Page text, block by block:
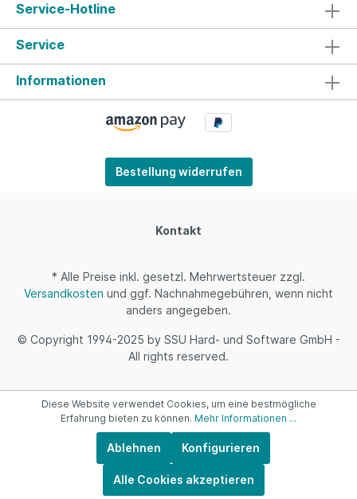
Service-Hotline
Service
Informationen
Bestellung widerrufen
Kontakt
* Alle Preise inkl. gesetzl. Mehrwertsteuer zzgl.
Versandkosten und ggf. Nachnahmegebühren, wenn nicht
anders angegeben.
© Copyright 1994-2025 by SSU Hard- und Software GmbH -
All rights reserved.
Diese Website verwendet Cookies, um eine bestmögliche
Erfahrung bieten zu können. Mehr Informationen ...
Ablehnen Konfigurieren
Alle Cookies akzeptieren